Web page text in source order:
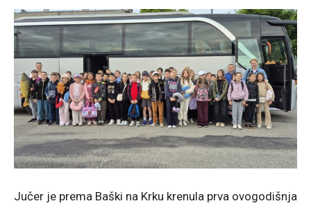
Jučer je prema Baški na Krku krenula prva ovogodišnja